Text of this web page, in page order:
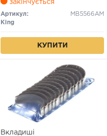
закінчується
Артикул:
MB5566AM
King
КУПИТИ
Вкладиші